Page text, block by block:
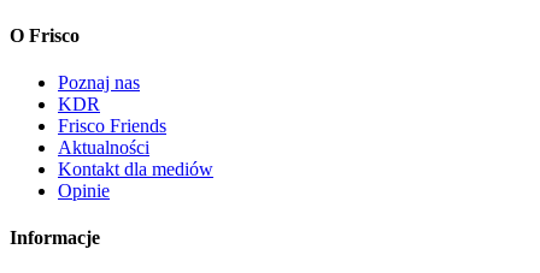
O Frisco
Poznaj nas
KDR
Frisco Friends
Aktualności
Kontakt dla mediów
Opinie
Informacje